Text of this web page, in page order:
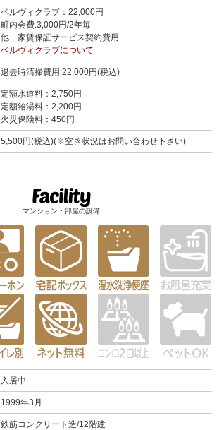
ベルヴィクラブ：22,000円
町内会費:3,000円/2年毎
他 家賃保証サービス契約費用
ベルヴィクラブについて
退去時清掃費用:22,000円(税込)
定額水道料：2,750円
定額給湯料：2,200円
火災保険料：450円
5,500円(税込)(※空き状況はお問い合わせ下さい)
マンション・部屋の設備
入居中
1999年3月
鉄筋コンクリート造/12階建